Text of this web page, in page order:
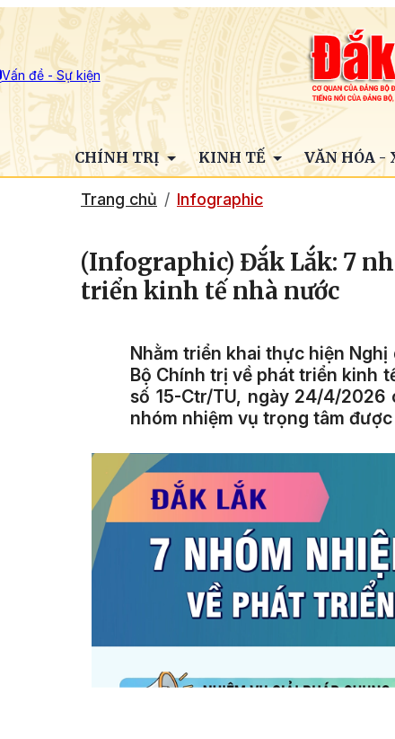
Vấn đề - Sự kiện
CHÍNH TRỊ KINH TẾ VĂN HÓA -
Trang chủ Infographic
(Infographic) Đắk Lắk: 7
triển kinh tế nhà nước
Nhằm triển khai thực hiện
Bộ Chính trị về phát triển kinh
số 15-Ctr/TU, ngày 24/4/
nhóm nhiệm vụ trọng tâm